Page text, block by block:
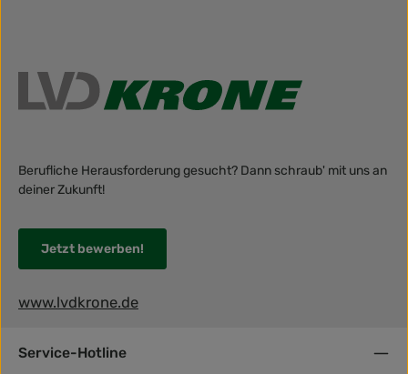
Berufliche Herausforderung gesucht? Dann schraub' mit uns an
deiner Zukunft!
Jetzt bewerben!
www.lvdkrone.de
Service-Hotline